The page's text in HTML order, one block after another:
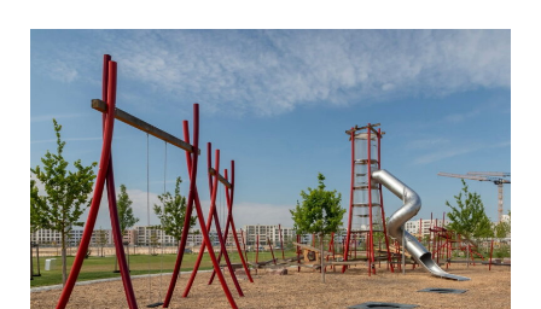
Lichtenreuth
Nürnberg